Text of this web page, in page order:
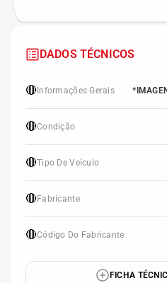
DADOS TÉCNICOS
🔴 Informações Gerais
🔴Condição
🔴Tipo De Veículo
🔴 Fabricante
🔴Código Do Fabricante
FICHA